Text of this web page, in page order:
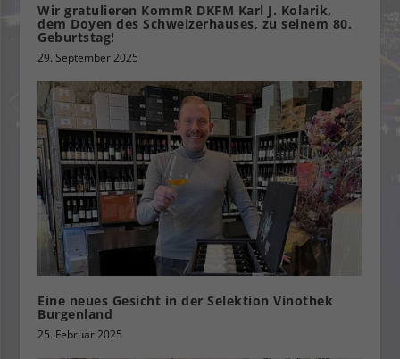
Wir gratulieren KommR DKFM Karl J. Kolarik,
dem Doyen des Schweizerhauses, zu seinem 80.
Geburtstag!
29. September 2025
Eine neues Gesicht in der Selektion Vinothek
Burgenland
25. Februar 2025